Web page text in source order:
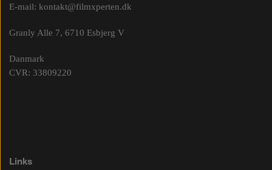
E-mail: kontakt@filmxperten.dk
Granly Alle 7, 6710 Esbjerg V
Danmark
CVR: 33809220
Links